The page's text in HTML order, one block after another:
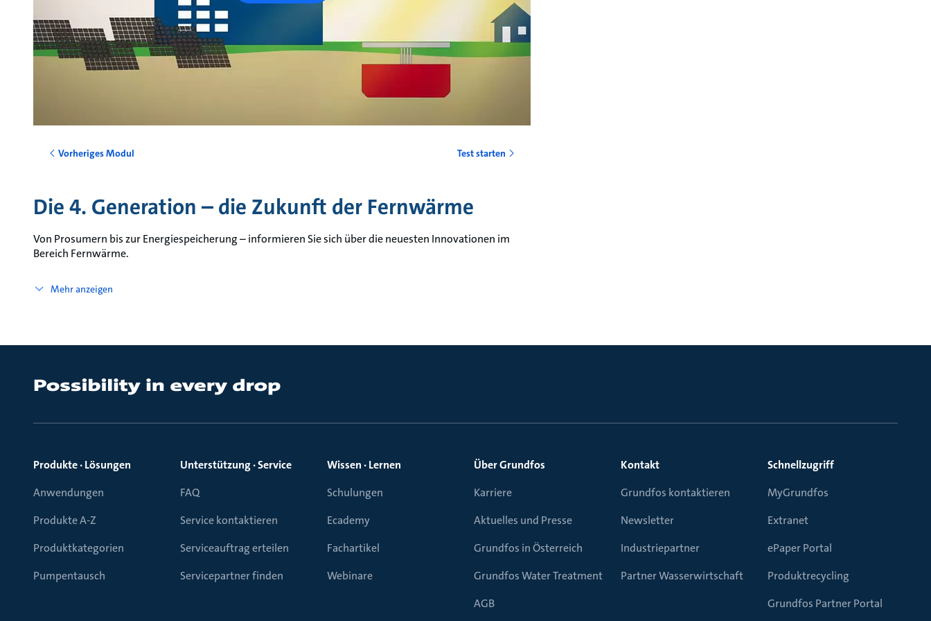
Vorheriges Modul Test starten
Die 4. Generation – die Zukunft der Fernwärme
Von Prosumern bis zur Energiespeicherung – informieren Sie sich über die neuesten Innovationen im
Bereich Fernwärme.
Mehr anzeigen
Produkte · Lösungen
Anwendungen
Produkte A-Z
Produktkategorien
Pumpentausch
Unterstützung · Service
FAQ
Service kontaktieren
Serviceauftrag erteilen
Servicepartner finden
Wissen · Lernen
Schulungen
Ecademy
Fachartikel
Webinare
Über Grundfos
Karriere
Aktuelles und Presse
Grundfos in Österreich
Grundfos Water Treatment
AGB
Kontakt
Grundfos kontaktieren
Newsletter
Industriepartner
Partner Wasserwirtschaft
Schnellzugriff
MyGrundfos
Extranet
ePaper Portal
Produktrecycling
Grundfos Partner Portal